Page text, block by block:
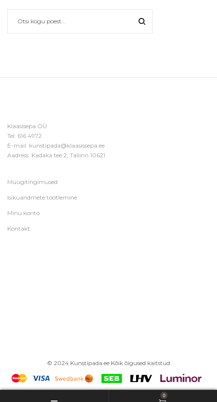
Klaasisepa OÜ
Tel: 616 4972
E-mail: kunstipada@klaasissepa.ee
Aadress: Kadaka tee 2, Tallinn 10621
Müügitingimused
Isikuandmete töötlemine
Minu konto
Kontakt
© 2024 Kunstipada.ee Kõik õigused kaitstud
0